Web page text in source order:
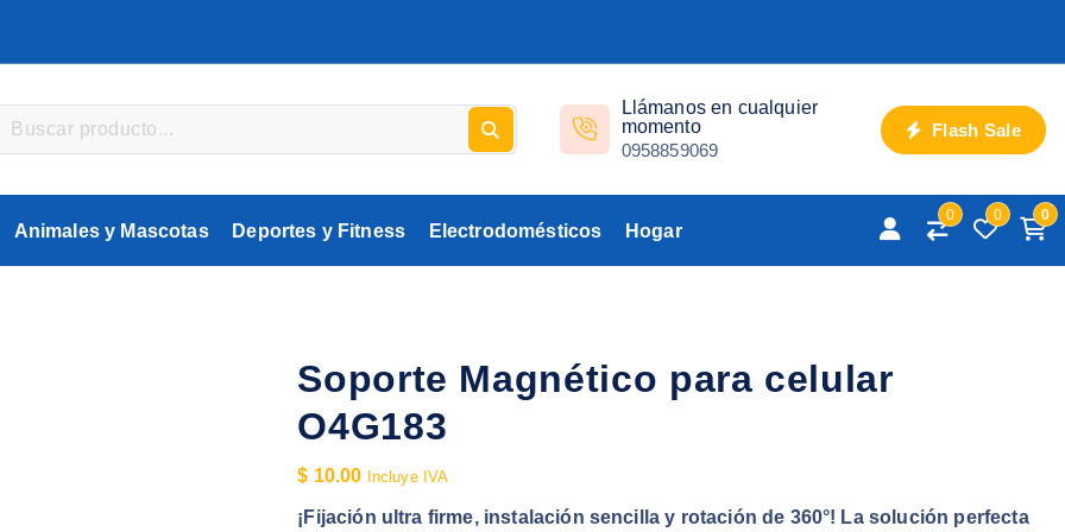
Llámanos en cualquier
momento
0958859069
Flash Sale
Animales y Mascotas Deportes y Fitness Electrodomésticos Hogar
0 0 0
Soporte Magnético para celular
O4G183
$ 10.00 Incluye IVA
¡Fijación ultra firme, instalación sencilla y rotación de 360°! La solución perfecta